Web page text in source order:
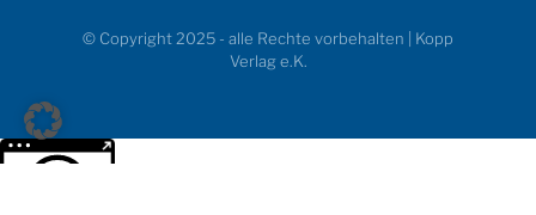
© Copyright 2025 - alle Rechte vorbehalten | Kopp
Verlag e.K.
Weitere Informationen über den gesperrten Inhalt.